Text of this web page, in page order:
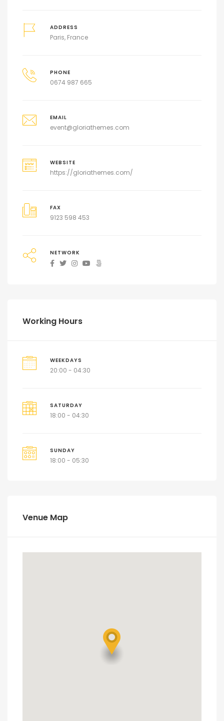
ADDRESS
Paris, France
PHONE
0674 987 665
EMAIL
event@gloriathemes.com
WEBSITE
https://gloriathemes.com/
FAX
9123 598 453
NETWORK
Working Hours
WEEKDAYS
20:00 - 04:30
SATURDAY
18:00 - 04:30
SUNDAY
18:00 - 05:30
Venue Map